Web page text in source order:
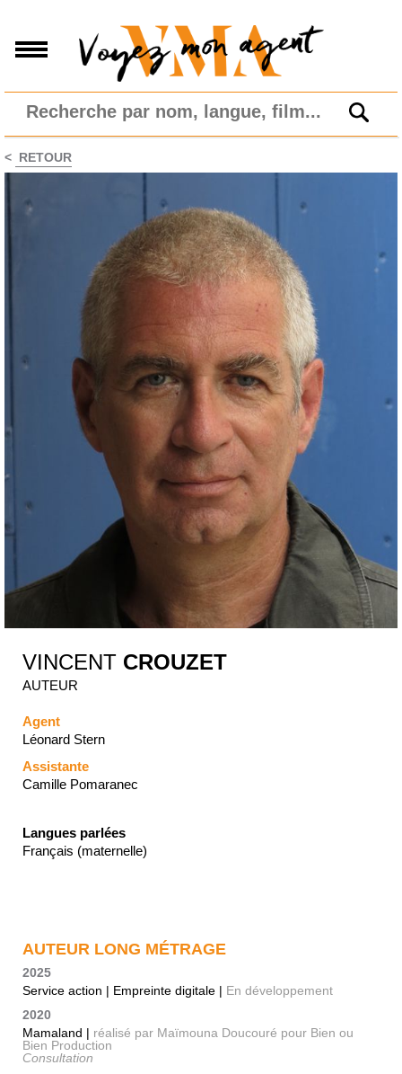
< RETOUR
VINCENT CROUZET
AUTEUR
Agent
Léonard Stern
Assistante
Camille Pomaranec
Langues parlées
Français (maternelle)
AUTEUR LONG MÉTRAGE
2025
Service action | Empreinte digitale | En développement
2020
Mamaland | réalisé par Maïmouna Doucouré pour Bien ou
Bien Production
Consultation